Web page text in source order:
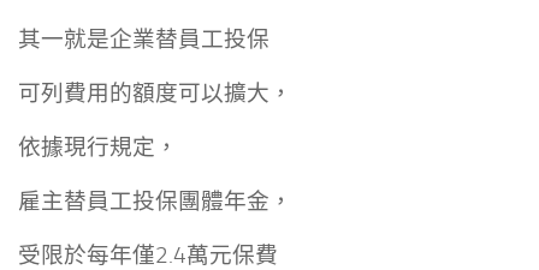
其一就是企業替員工投保
可列費用的額度可以擴大，
依據現行規定，
雇主替員工投保團體年金，
受限於每年僅2.4萬元保費